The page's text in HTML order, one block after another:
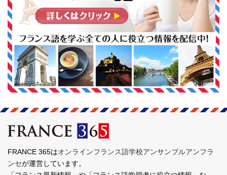
FRANCE 365はオンラインフランス語学校アンサンブルアンフラ
ンセが運営しています。